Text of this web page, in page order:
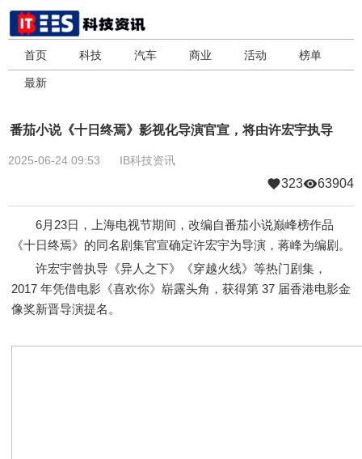
首页 科技 汽车 商业 活动 榜单
最新
番茄小说《十日终焉》影视化导演官宣，将由许宏宇执导
2025-06-24 09:53 IB科技资讯
323 63904
6月23日，上海电视节期间，改编自番茄小说巅峰榜作品
《十日终焉》的同名剧集官宣确定许宏宇为导演，蒋峰为编剧。
许宏宇曾执导《异人之下》《穿越火线》等热门剧集，
2017 年凭借电影《喜欢你》崭露头角，获得第 37 届香港电影金
像奖新晋导演提名。